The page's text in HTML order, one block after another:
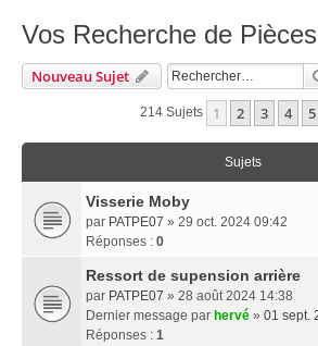
Vos Recherche de Pièces
Nouveau Sujet
214 Sujets 1 2 3 4 5
Sujets
Visserie Moby
par PATPE07 » 29 oct. 2024 09:42
Réponses : 0
Ressort de supension arrière
par PATPE07 » 28 août 2024 14:38
Dernier message par hervé » 01 sept.
Réponses : 1